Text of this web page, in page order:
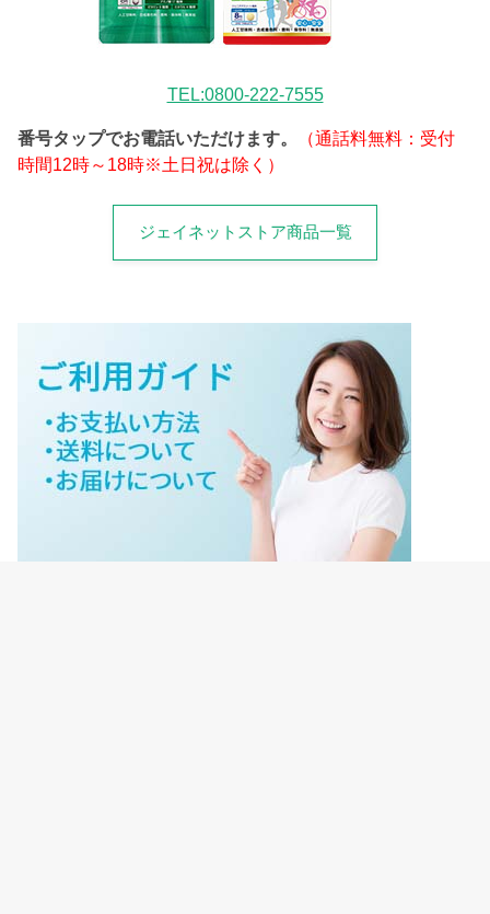
TEL:0800-222-7555
番号タップでお電話いただけます。
（通話料無料：受付
時間12時～18時※土日祝は除く）
ジェイネットストア商品一覧